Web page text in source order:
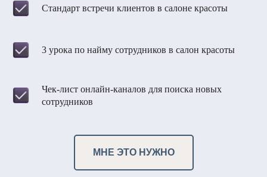
Стандарт встречи клиентов в салоне красоты
3 урока по найму сотрудников в салон красоты
Чек-лист онлайн-каналов для поиска новых
сотрудников
МНЕ ЭТО НУЖНО